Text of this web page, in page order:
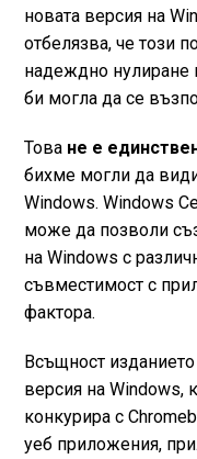
новата версия на
отбелязва, че този
надеждно нулиране
би могла да се
Това не е
бихме могли да
Windows. Windows
може да позволи
на Windows с
съвместимост с
фактора.
Всъщност
версия на Windows,
конкурира с
уеб приложения,